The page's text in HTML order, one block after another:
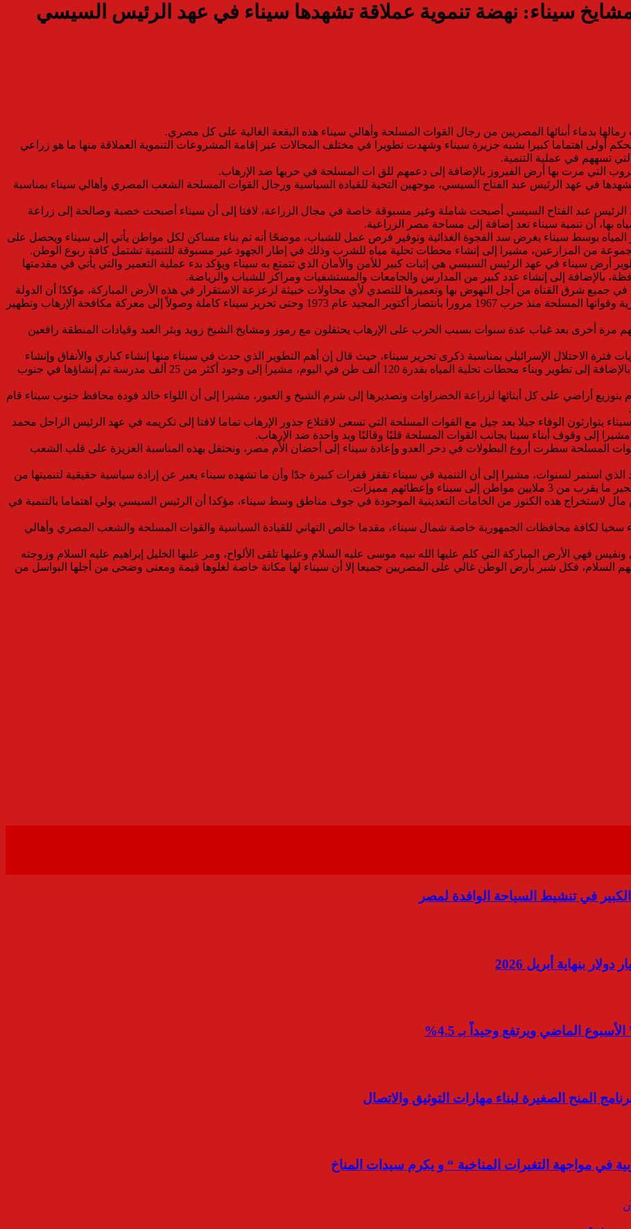
أولى اهتماما كبيرا بشبه جزيرة سيناء وشهدت تطويرا في مختلف المجالات عبر إقامة المشروعات التنموية العملاقة منها ما هو زراعي
تسههم في عملية التنمية.
التي مرت بها أرض الفيروز بالإضافة إلى دعمهم للق ات المسلحة في حربها ضد الإرهاب.
تشهدها في عهد الرئيس عبد الفتاح السيسي، موجهين التحية للقيادة السياسية ورجال القوات المسلحة الشعب المصري وأهالي سيناء بمناسبة
الرئيس عبد الفتاح السيسي أصبحت شاملة وغير مسبوقة خاصة في مجال الزراعة، لافتا إلى أن سيناء أصبحت خصبة وصالحة إلى زراعة
بها، أن تنمية سيناء تعد إضافة إلى مساحة مصر الزراعية.
أبار المياه بوسط سيناء بغرض سد الفجوة الغذائية وتوفير فرص عمل للشباب، موضحًا أنه تم بناء مساكن لكل مواطن يأتي إلى سيناء ويحصل على
سيناء في عهد الرئيس السيسي هي إثبات كبير للأمن والأمان الذي تتمتع به سيناء ويؤكد بدء عملية التعمير والتي يأتي في مقدمتها
بالإضافة إلى إنشاء عدد كبير من المدارس والجامعات والمستشفيات ومراكز للشباب والرياضة.
في جميع شرق القناة من أجل النهوض بها وتعميرها للتصدي لأي محاولات خبيثة لزعزعة الاستقرار في هذه الأرض المباركة، مؤكدًا أن الدولة
سلطت الضوء على تاريخ قبائل العرب بسيناء في دعم الدولة المصرية وقواتها المسلحة منذ حرب 1967 مرورا بانتصار أكتوبر المجيد عام 1973 وحتى تحرير سيناء كاملة وصولاً إلى معركة مكافحة الإرهاب وتطهير
مرة أخرى بعد غياب عدة سنوات بسبب الحرب على الإرهاب يحتفلون مع رموز ومشايخ الشيخ زويد وبئر العبد وقيادات المنطقة رافعين
الاحتلال الإسرائيلي بمناسبة ذكرى تحرير سيناء، حيث قال إن أهم التطوير الذي حدث في سيناء منها إنشاء كباري والأنفاق وإنشاء
جامعة الملك سلمان وفروعها في شرم الشيخ والطور ورأس سدر، بالإضافة إلى تطوير وبناء محطات تحلية المياه بقدرة 120 ألف طن في اليوم، مشيرا إلى وجود أكثر من 25 ألف مدرسة تم إنشاؤها في جنوب
أراضي على كل أبنائها لزراعة الخضراوات وتصديرها إلى شرم الشيخ و العبور، مشيرا إلى أن اللواء خالد فودة محافظ جنوب سيناء قام
يتوارثون الوفاء جيلا بعد جيل مع القوات المسلحة التي تسعى لاقتلاع جذور الإرهاب تماما لافتا إلى تكريمه في عهد الرئيس الراحل محمد
إلى وقوف أبناء سينا بجانب القوات المسلحة قلبًا وقالبًا ويد واحدة ضد الإرهاب.
المسلحة سطرت أروع البطولات في دحر العدو وإعادة سيناء إلى أحضان الأم مصر، ونحتفل بهذه المناسبة العزيزة على قلب الشعب
الذي استمر لسنوات، مشيرا إلى أن التنمية في سيناء تقفز قفزات كبيرة جدًا وأن ما تشهده سيناء يعبر عن إرادة سياسية حقيقية لتنميتها من
سيناء وإعطائهم مميزات.
لاستخراج هذه الكنوز من الخامات التعدينية الموجودة في جوف مناطق وسط سيناء، مؤكدا أن الرئيس السيسي يولي اهتماما بالتنمية في
لكافة محافظات الجمهورية خاصة شمال سيناء، مقدما خالص التهاني للقيادة السياسية والقوات المسلحة والشعب المصري وأهالي
فهي الأرض المباركة التي كلم عليها الله نبيه موسى عليه السلام وعليها تلقى الألواح، ومر عليها الخليل إبراهيم عليه السلام وزوجته
السلام، فكل شبر بأرض الوطن غالي على المصريين جميعا إلا أن سيناء لها مكانة خاصة لغلوها قيمة ومعنى وضحى من أجلها البواسل من
في تنشيط السياحة الوافدة لمصر
الماضي ويرتفع وحيداً بـ 4.5%
المنح الصغيرة لبناء مهارات التوثيق والاتصال
في مواجهة التغيرات المناخية “ و يكرم سيدات المناخ